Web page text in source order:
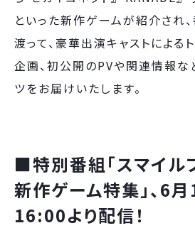
といった新作ゲームが紹介され
渡って、豪華出演キャストによる
企画、初公開のPVや関連情報な
ツをお届けいたします。
■特別番組「スマイル
新作ゲーム特集」、6月
16:00より配信！